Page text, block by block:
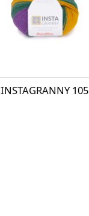
INSTAGRANNY 105